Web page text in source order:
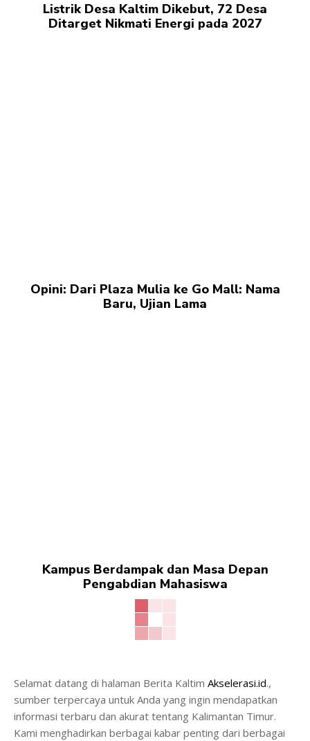
Listrik Desa Kaltim Dikebut, 72 Desa
Ditarget Nikmati Energi pada 2027
Opini: Dari Plaza Mulia ke Go Mall: Nama
Baru, Ujian Lama
Kampus Berdampak dan Masa Depan
Pengabdian Mahasiswa
Selamat datang di halaman Berita Kaltim Akselerasi.id.,
sumber terpercaya untuk Anda yang ingin mendapatkan
informasi terbaru dan akurat tentang Kalimantan Timur.
Kami menghadirkan berbagai kabar penting dari berbagai